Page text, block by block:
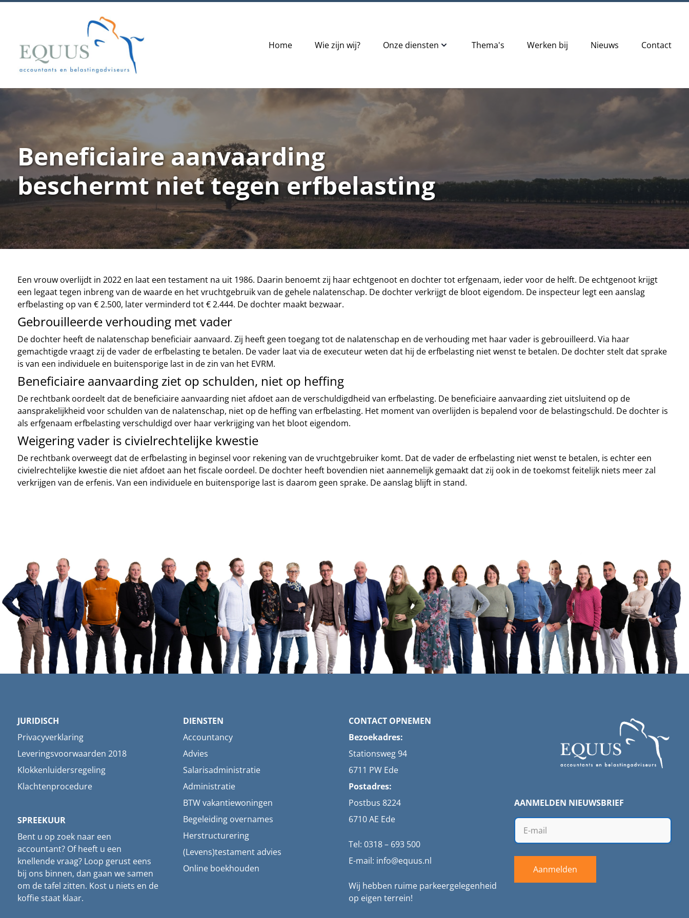
Home Wie zijn wij? Onze diensten Thema's Werken bij Nieuws Contact
Beneficiaire aanvaarding
beschermt niet tegen erfbelasting
Een vrouw overlijdt in 2022 en laat een testament na uit 1986. Daarin benoemt zij haar echtgenoot en dochter tot erfgenaam, ieder voor de helft. De echtgenoot krijgt
een legaat tegen inbreng van de waarde en het vruchtgebruik van de gehele nalatenschap. De dochter verkrijgt de bloot eigendom. De inspecteur legt een aanslag
erfbelasting op van € 2.500, later verminderd tot € 2.444. De dochter maakt bezwaar.
Gebrouilleerde verhouding met vader
De dochter heeft de nalatenschap beneficiair aanvaard. Zij heeft geen toegang tot de nalatenschap en de verhouding met haar vader is gebrouilleerd. Via haar
gemachtigde vraagt zij de vader de erfbelasting te betalen. De vader laat via de executeur weten dat hij de erfbelasting niet wenst te betalen. De dochter stelt dat sprake
is van een individuele en buitensporige last in de zin van het EVRM.
Beneficiaire aanvaarding ziet op schulden, niet op heffing
De rechtbank oordeelt dat de beneficiaire aanvaarding niet afdoet aan de verschuldigdheid van erfbelasting. De beneficiaire aanvaarding ziet uitsluitend op de
aansprakelijkheid voor schulden van de nalatenschap, niet op de heffing van erfbelasting. Het moment van overlijden is bepalend voor de belastingschuld. De dochter is
als erfgenaam erfbelasting verschuldigd over haar verkrijging van het bloot eigendom.
Weigering vader is civielrechtelijke kwestie
De rechtbank overweegt dat de erfbelasting in beginsel voor rekening van de vruchtgebruiker komt. Dat de vader de erfbelasting niet wenst te betalen, is echter een
civielrechtelijke kwestie die niet afdoet aan het fiscale oordeel. De dochter heeft bovendien niet aannemelijk gemaakt dat zij ook in de toekomst feitelijk niets meer zal
verkrijgen van de erfenis. Van een individuele en buitensporige last is daarom geen sprake. De aanslag blijft in stand.
JURIDISCH
Privacyverklaring
Leveringsvoorwaarden 2018
Klokkenluidersregeling
Klachtenprocedure
SPREEKUUR
Bent u op zoek naar een
accountant? Of heeft u een
knellende vraag? Loop gerust eens
bij ons binnen, dan gaan we samen
om de tafel zitten. Kost u niets en de
koffie staat klaar.
DIENSTEN
Accountancy
Advies
Salarisadministratie
Administratie
BTW vakantiewoningen
Begeleiding overnames
Herstructurering
(Levens)testament advies
Online boekhouden
CONTACT OPNEMEN
Bezoekadres:
Stationsweg 94
6711 PW Ede
Postadres:
Postbus 8224
6710 AE Ede
Tel: 0318 – 693 500
E-mail: info@equus.nl
Wij hebben ruime parkeergelegenheid
op eigen terrein!
AANMELDEN NIEUWSBRIEF
Aanmelden